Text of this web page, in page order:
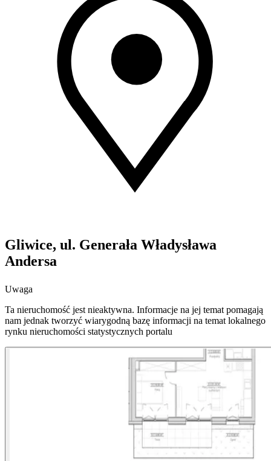
Gliwice, ul. Generała Władysława
Andersa
Uwaga
Ta nieruchomość jest nieaktywna. Informacje na jej temat pomagają
nam jednak tworzyć wiarygodną bazę informacji na temat lokalnego
rynku nieruchomości statystycznych portalu